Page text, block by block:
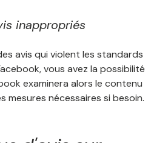
inappropriés
avis qui violent les standards
vous avez la possibilité
examinera alors le contenu
mesures nécessaires si besoin.